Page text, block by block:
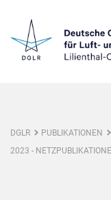
DGLR PUBLIKATIONEN
2023 -